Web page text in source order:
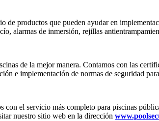
productos que pueden ayudar en
alarmas de inmersión, rejillas
de la mejor manera. Contamos con las
e implementación de normas de seguridad
el servicio más completo para piscinas
nuestro sitio web en la dirección